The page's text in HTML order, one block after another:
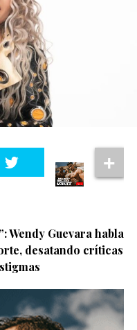
Wendy Guevara habla
desatando críticas